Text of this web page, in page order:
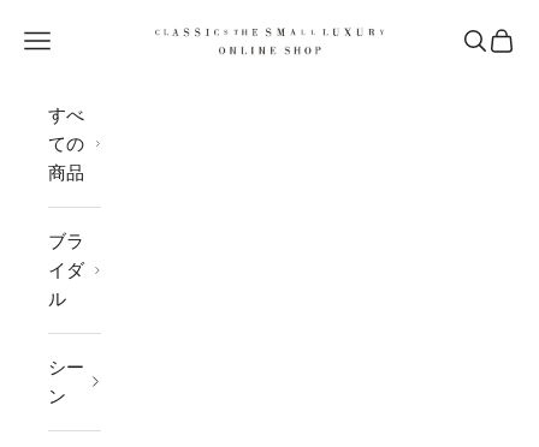
CLASSICS the Small Luxury
メニューを開く 検索を開
カー
すべ
ての
商品
ブラ
イダ
ル
シー
ン